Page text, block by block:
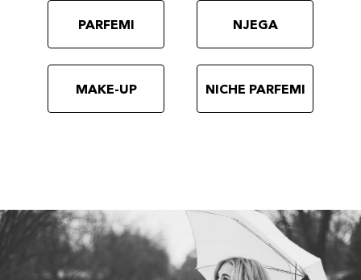
PARFEMI NJEGA
MAKE-UP NICHE PARFEMI